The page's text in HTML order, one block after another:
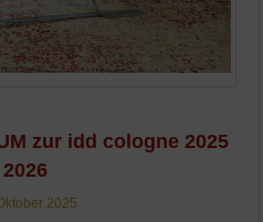
zur idd cologne 2025
2025